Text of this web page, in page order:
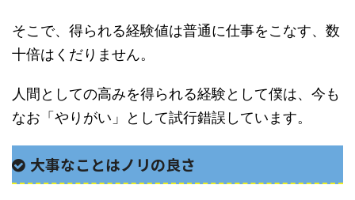
そこで、得られる経験値は普通に仕事をこなす、数
十倍はくだりません。
人間としての高みを得られる経験として僕は、今も
なお「やりがい」として試行錯誤しています。
大事なことはノリの良さ